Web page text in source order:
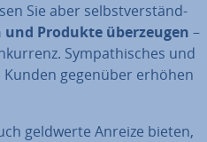
Sie aber selbst­ver­ständ­
Produkte über­zeu­gen –
Sym­pa­thi­sches und
gegenüber erhöhen
geldwerte Anreize bieten,